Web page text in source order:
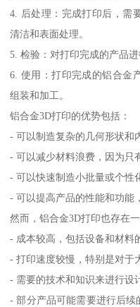
4. 后处理：完成打印后，需
清洁和表面处理。
5. 检验：对打印完成的产品
6. 使用：打印完成的铝合金
组装和加工。
铝合金3D打印的优势包括：
- 可以制造复杂的几何形状和
- 可以减少材料浪费，因为只
- 可以快速制造小批量或个性
- 可以提高产品的性能和功能
然而，铝合金3D打印也存在
- 成本较高，包括设备和材料
- 打印速度较慢，特别是对于
- 需要的技术和知识来进行设
- 部分产品可能需要进行后